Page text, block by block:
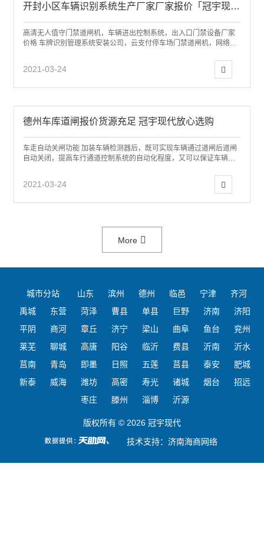
开封小区车辆识别系统生产厂家厂家报价「冠宇现代」
高清无人值守门禁道闸机，车辆进出控制系统，出入口门禁设备厂家
价格 车牌识别管理系统安装公司，云支付停车场门禁道闸机，网络停
2021-03-24
德州车库道闸报价货源充足 冠宇现代放心选购
车走自动关闸功能 加装车辆检测器后，既可实现车辆通过道闸后道闸
自动关闭，提高车行通道控制系统的自动化程度，又可以保证车辆停
2021-03-24
More
城市分站 山东 滨州 德州 临邑 宁津
齐河
禹城
东营 菏泽 曹县 单县 巨野 济南
济阳
平阴
商河 章丘 济宁 梁山 曲阜 鱼台
兖州
莱芜
聊城 高唐 阳谷 临沂 费县 沂南
沂水
莒南
青岛 即墨 日照 五莲 莒县 泰安
肥城
新泰
威海 潍坊 高密 寿光 诸城 烟台
招远
枣庄
滕州 淄博 沂源
版权所有 © 2026 冠宇现代
技术支持： 济南海商网络